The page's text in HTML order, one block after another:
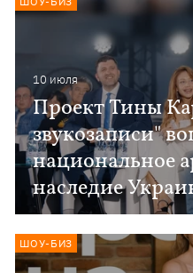
10 июля
Проект Тины
звукозаписи"
национальное
наследие
ШОУ-БИЗ